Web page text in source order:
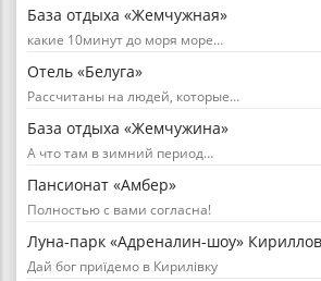
База отдыха «Жемчужная»
какие 10минут до моря море…
Отель «Белуга»
Рассчитаны на людей, которые…
База отдыха «Жемчужина»
А что там в зимний период…
Пансионат «Амбер»
Полностью с вами согласна!
Луна-парк «Адреналин-шоу»
Дай бог приїдемо в Кирилівку